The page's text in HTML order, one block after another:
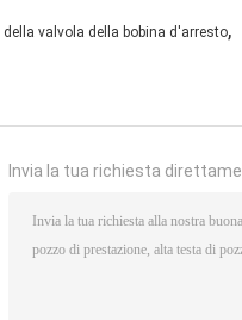
valvola della bobina d'arresto,
Invia la tua richiesta